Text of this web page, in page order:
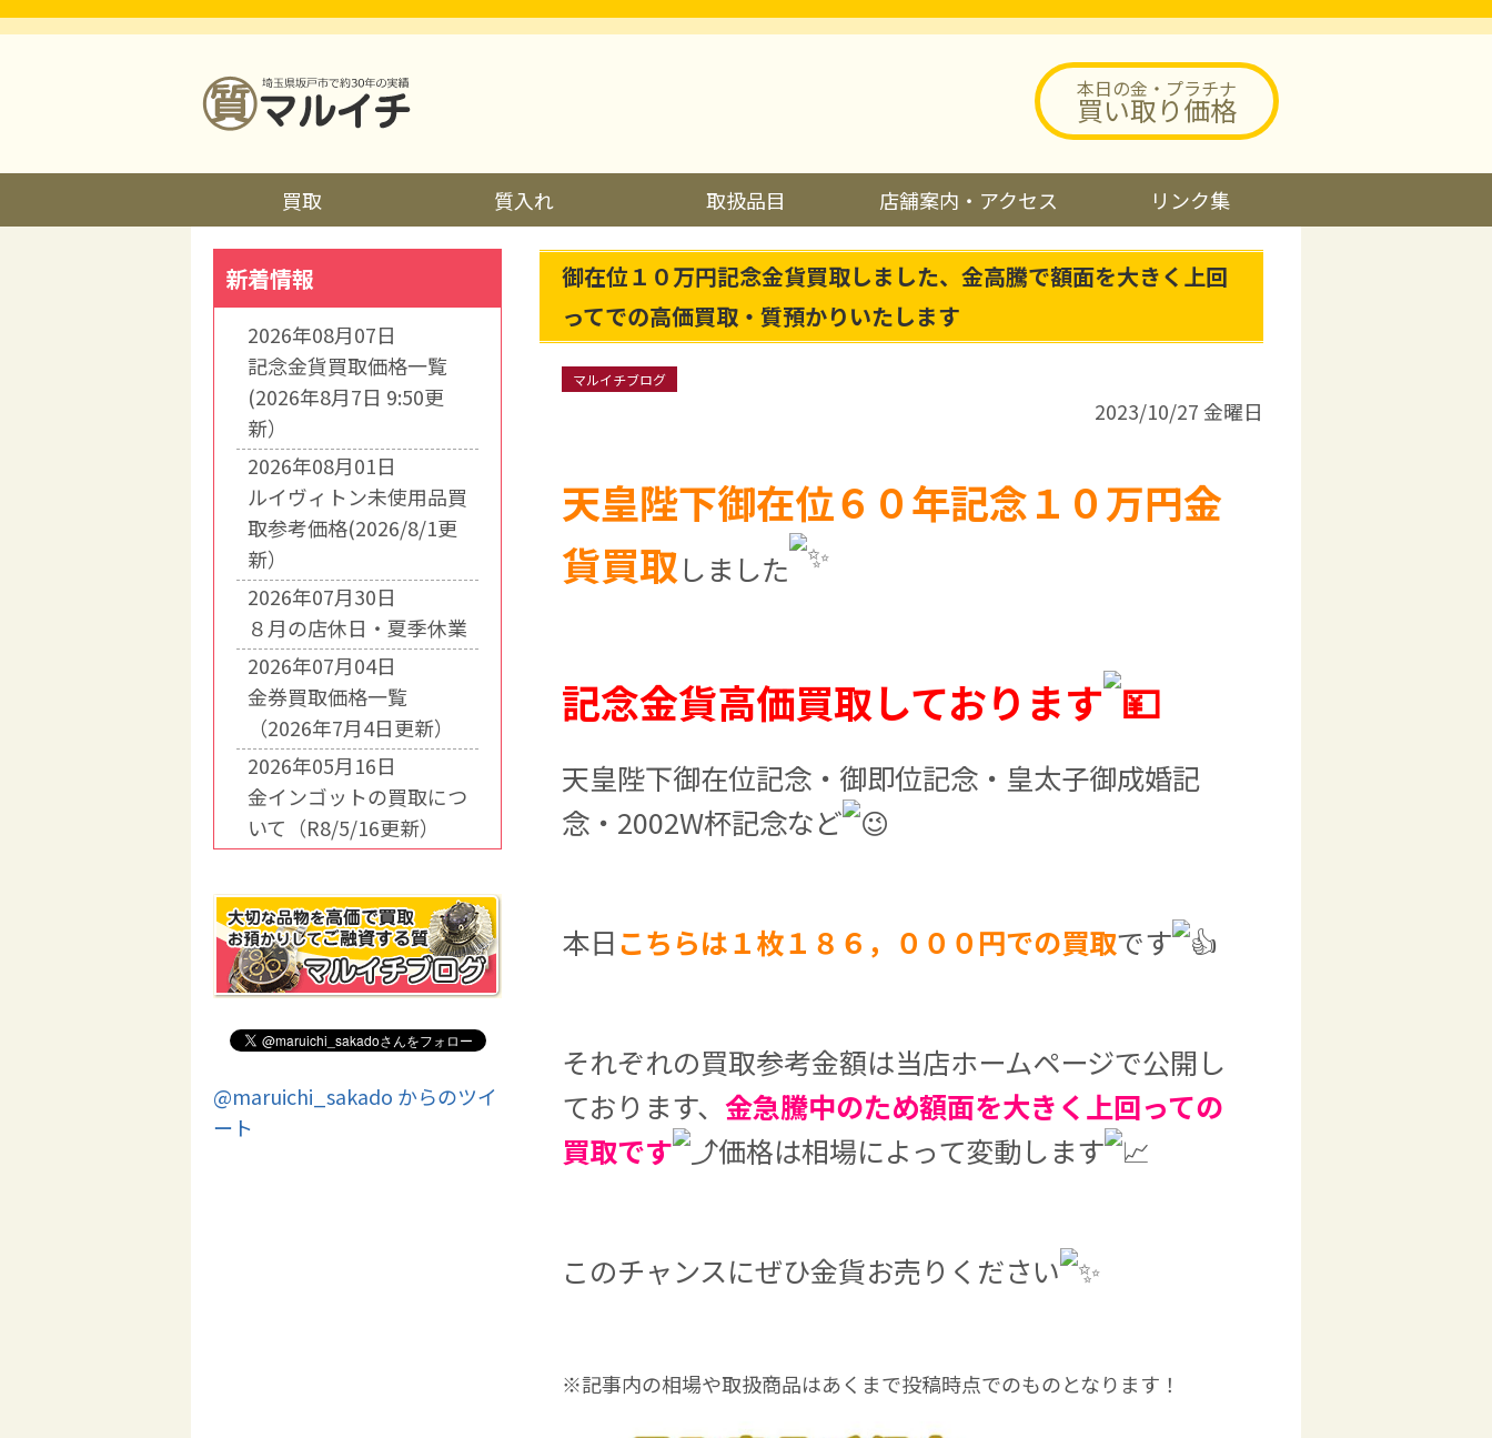
本日の金・プラチナ
買い取り価格
買取 質入れ 取扱品目 店舗案内・アクセス リンク集
御在位１０万円記念金貨買取しました、金高騰で額面を大きく上回
ってでの高価買取・質預かりいたします
マルイチブログ
2023/10/27 金曜日
天皇陛下御在位６０年記念１０万円金
貨買取しました
記念金貨高価買取しております
天皇陛下御在位記念・御即位記念・皇太子御成婚記
念・2002W杯記念など
本日こちらは１枚１８６，０００円での買取です
それぞれの買取参考金額は当店ホームページで公開し
ております、 金急騰中のため額面を大きく上回っての
買取です
価格は相場によって変動します
このチャンスにぜひ金貨お売りください
※記事内の相場や取扱商品はあくまで投稿時点でのものとなります！
新着情報
2026年08月07日
記念金貨買取価格一覧
(2026年8月7日 9:50更
新）
2026年08月01日
ルイヴィトン未使用品買
取参考価格(2026/8/1更
新）
2026年07月30日
８月の店休日・夏季休業
2026年07月04日
金券買取価格一覧
（2026年7月4日更新）
2026年05月16日
金インゴットの買取につ
いて（R8/5/16更新）
@maruichi_sakado からのツイ
ート